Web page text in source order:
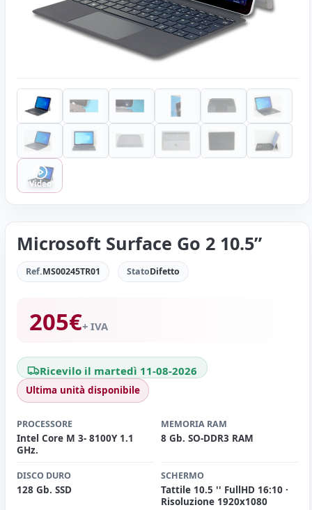
Video
Microsoft Surface Go 2 10.5”
Ref.MS00245TR01 StatoDifetto
205€+ IVA
Ricevilo il martedì 11-08-2026
Ultima unità disponibile
PROCESSORE
Intel Core M 3- 8100Y 1.1
GHz.
MEMORIA RAM
8 Gb. SO-DDR3 RAM
DISCO DURO
128 Gb. SSD
SCHERMO
Tattile 10.5 '' FullHD 16:10 ·
Risoluzione 1920x1080